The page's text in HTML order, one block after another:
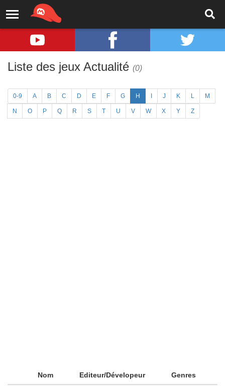
Liste des jeux Actualité (0)
0-9 A B C D E F G H J K L M
N O P Q R S T U V W X Y Z
Nom Editeur/Dévelopeur Genres